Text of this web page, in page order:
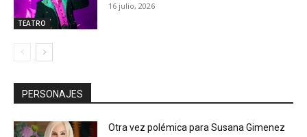
TEATRO
16 julio, 2026
PERSONAJES
Otra vez polémica para Susana Gimenez